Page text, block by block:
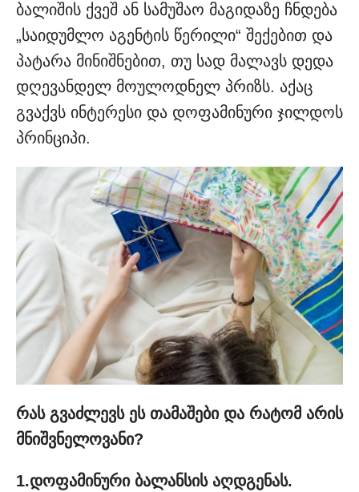
ბალიშის ქვეშ ან სამუშაო მაგიდაზე ჩნდება
„საიდუმლო აგენტის წერილი“ შექებით და
პატარა მინიშნებით, თუ სად მალავს დედა
დღევანდელ მოულოდნელ პრიზს. აქაც
გვაქვს ინტერესი და დოფამინური ჯილდოს
პრინციპი.
რას გვაძლევს ეს თამაშები და რატომ არის
მნიშვნელოვანი?
1.დოფამინური ბალანსის აღდგენას.